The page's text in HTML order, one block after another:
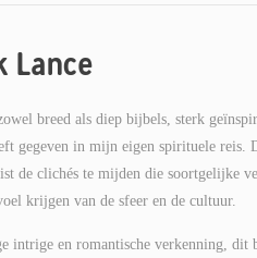
Lance
breed als diep bijbels, sterk
gegeven in mijn eigen spirituele reis.
de clichés te mijden die soortgelijke
krijgen van de sfeer en de cultuur.
intrige en romantische verkenning,